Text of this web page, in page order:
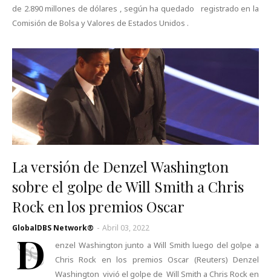
de 2.890 millones de dólares , según ha quedado registrado en la
Comisión de Bolsa y Valores de Estados Unidos .
La versión de Denzel Washington
sobre el golpe de Will Smith a Chris
Rock en los premios Oscar
GlobalDBS Network® - Abril 03, 2022
D
enzel Washington junto a Will Smith luego del golpe a
Chris Rock en los premios Oscar (Reuters) Denzel
Washington vivió el golpe de Will Smith a Chris Rock en